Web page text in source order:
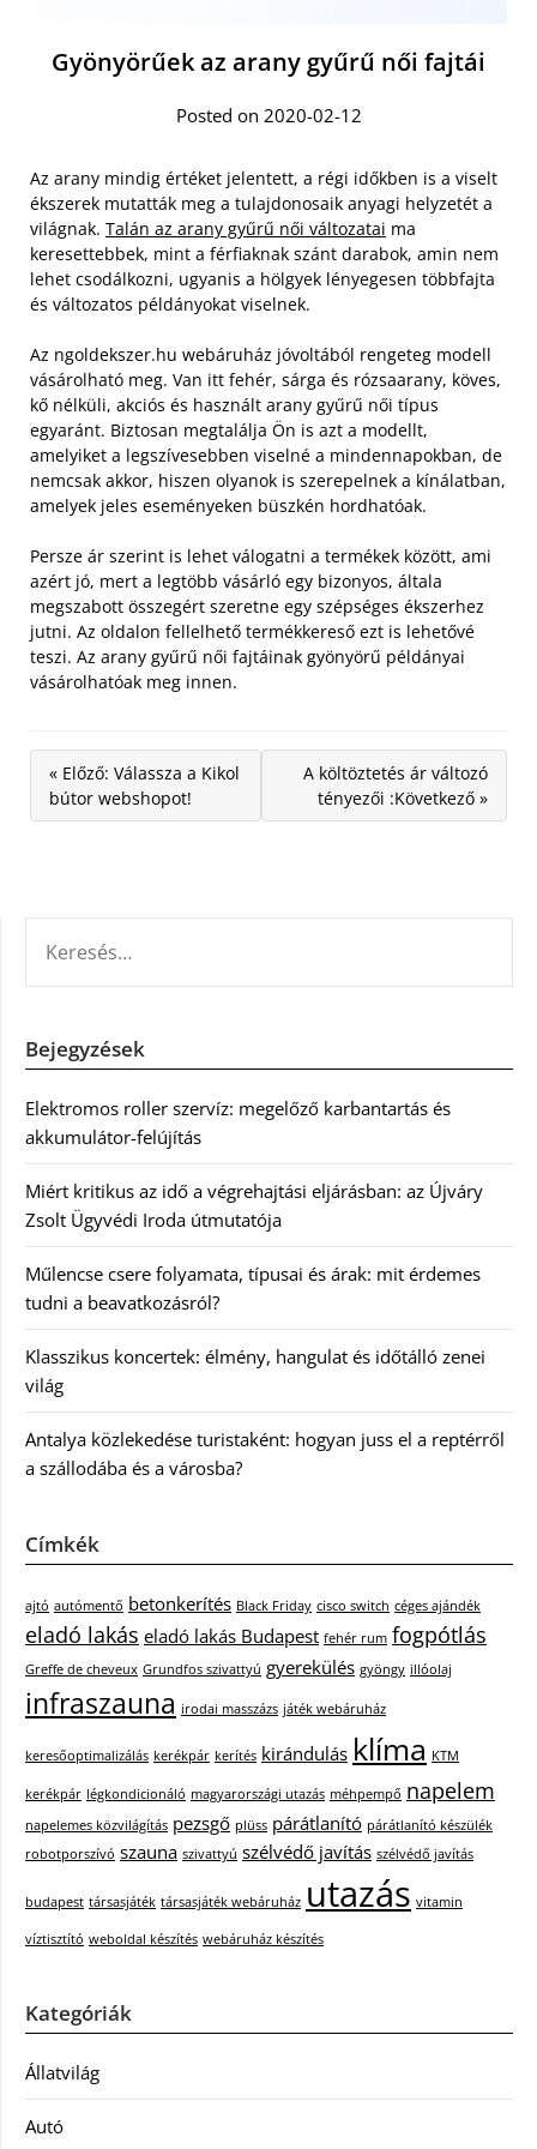
Gyönyörűek az arany gyűrű női fajtái
Posted on 2020-02-12
Az arany mindig értéket jelentett, a régi időkben is a viselt
ékszerek mutatták meg a tulajdonosaik anyagi helyzetét a
világnak. Talán az arany gyűrű női változatai ma
keresettebbek, mint a férfiaknak szánt darabok, amin nem
lehet csodálkozni, ugyanis a hölgyek lényegesen többfajta
és változatos példányokat viselnek.
Az ngoldekszer.hu webáruház jóvoltából rengeteg modell
vásárolható meg. Van itt fehér, sárga és rózsaarany, köves,
kő nélküli, akciós és használt arany gyűrű női típus
egyaránt. Biztosan megtalálja Ön is azt a modellt,
amelyiket a legszívesebben viselné a mindennapokban, de
nemcsak akkor, hiszen olyanok is szerepelnek a kínálatban,
amelyek jeles eseményeken büszkén hordhatóak.
Persze ár szerint is lehet válogatni a termékek között, ami
azért jó, mert a legtöbb vásárló egy bizonyos, általa
megszabott összegért szeretne egy szépséges ékszerhez
jutni. Az oldalon fellelhető termékkereső ezt is lehetővé
teszi. Az arany gyűrű női fajtáinak gyönyörű példányai
vásárolhatóak meg innen.
« Előző: Válassza a Kikol
bútor webshopot!
A költöztetés ár változó
tényezői :Következő »
Bejegyzések
Elektromos roller szervíz: megelőző karbantartás és
akkumulátor-felújítás
Miért kritikus az idő a végrehajtási eljárásban: az Újváry
Zsolt Ügyvédi Iroda útmutatója
Műlencse csere folyamata, típusai és árak: mit érdemes
tudni a beavatkozásról?
Klasszikus koncertek: élmény, hangulat és időtálló zenei
világ
Antalya közlekedése turistaként: hogyan juss el a reptérről
a szállodába és a városba?
Címkék
ajtó autómentő betonkerítés Black Friday cisco switch céges ajándék
eladó lakás eladó lakás Budapest fehér rum fogpótlás
Greffe de cheveux Grundfos szivattyú gyerekülés gyöngy illóolaj
infraszauna irodai masszázs játék webáruház
keresőoptimalizálás kerékpár kerítés kirándulás klíma KTM
kerékpár légkondicionáló magyarországi utazás méhpempő napelem
napelemes közvilágítás pezsgő plüss párátlanító párátlanító készülék
robotporszívó szauna szivattyú szélvédő javítás szélvédő javítás
budapest társasjáték társasjáték webáruház utazás vitamin
víztisztító weboldal készítés webáruház készítés
Kategóriák
Állatvilág
Autó